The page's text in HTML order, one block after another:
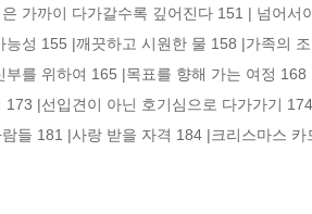
가까이 다가갈수록 깊어진다 151 | 넘어
능성 155 |깨끗하고 시원한 물 158 |가족의
부를 위하여 165 |목표를 향해 가는 여정
173 |선입견이 아닌 호기심으로 다가가기
들 181 |사랑 받을 자격 184 |크리스마스